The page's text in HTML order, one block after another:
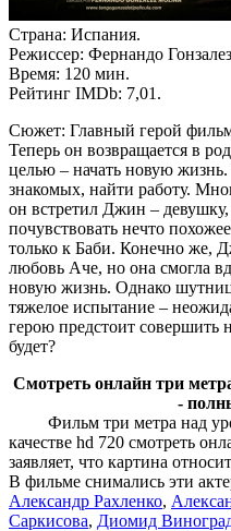
Страна: Испания.
Режиссер: Фернандо
Время: 120 мин.
Рейтинг IMDb: 7,01.
Сюжет: Главный герой
Теперь он возвращается в
целью – начать новую
знакомых, найти работу.
он встретил Джин – девушку,
почувствовать нечто
только к Баби. Конечно же,
любовь Аче, но она смогла
новую жизнь. Однако
тяжелое испытание –
герою предстоит
будет?
Смотреть онлайн три
-
Фильм три метра над
качестве hd 720 смотреть
заявляет, что картина
В фильме снимались эти
Александр Рахленко,
Саркисова, Диомид